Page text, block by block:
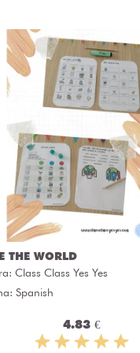
THE WORLD
Class Class Yes Yes
Spanish
4.83 €